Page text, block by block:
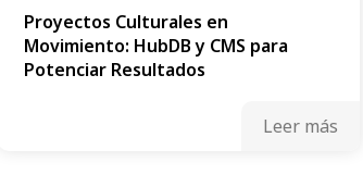
Proyectos Culturales en
Movimiento: HubDB y CMS para
Potenciar Resultados
Leer más